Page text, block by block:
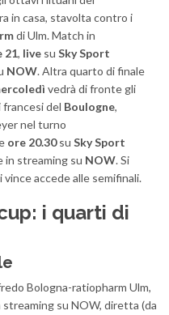
in casa, stavolta contro i
di Ulm. Match in
21, live su Sky Sport
NOW. Altra quarto di finale
vedrà di fronte gli
francesi del Boulogne,
nel turno
ore 20.30su Sky Sport
in streaming su NOW. Si
vince accede alle semifinali.
i quarti di
Bologna-ratiopharm Ulm,
su NOW, diretta (da